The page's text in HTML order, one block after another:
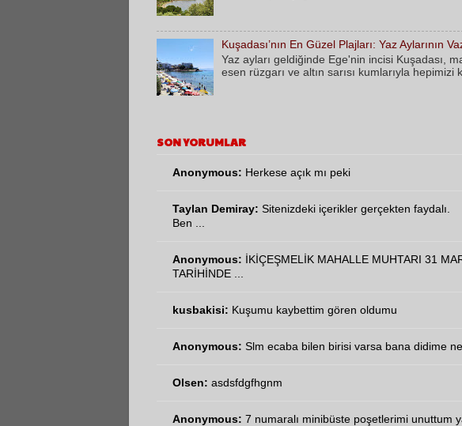
Kuşadası’nın En Güzel Plajları: Yaz Aylarının
​Yaz ayları geldiğinde Ege'nin incisi Kuşadası,
esen rüzgarı ve altın sarısı kumlarıyla hepimizi
SON YORUMLAR
Anonymous: Herkese açık mı peki
Taylan Demiray: Sitenizdeki içerikler gerçekten faydalı.
Ben ...
Anonymous: İKİÇEŞMELİK MAHALLE MUHTARI 31
TARİHİNDE ...
kusbakisi: Kuşumu kaybettim gören oldumu
Anonymous: Slm ecaba bilen birisi varsa bana didime
Olsen: asdsfdgfhgnm
Anonymous: 7 numaralı minibüste poşetlerimi unuttum